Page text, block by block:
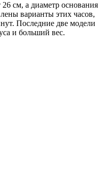
см, а диаметр основания
варианты этих часов,
Последние две модели
и больший вес.